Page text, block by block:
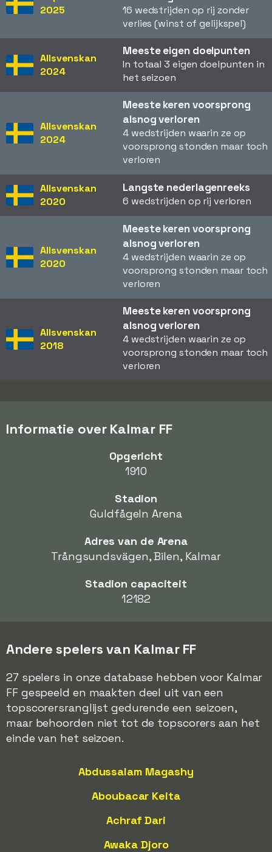
2025
16 wedstrijden op rij zonder
verlies (winst of gelijkspel)
Allsvenskan
2024
Meeste eigen doelpunten
In totaal 3 eigen doelpunten in
het seizoen
Allsvenskan
2024
Meeste keren voorsprong
alsnog verloren
4 wedstrijden waarin ze op
voorsprong stonden maar toch
verloren
Allsvenskan
2020
Langste nederlagenreeks
6 wedstrijden op rij verloren
Allsvenskan
2020
Meeste keren voorsprong
alsnog verloren
4 wedstrijden waarin ze op
voorsprong stonden maar toch
verloren
Allsvenskan
2018
Meeste keren voorsprong
alsnog verloren
4 wedstrijden waarin ze op
voorsprong stonden maar toch
verloren
Informatie over Kalmar FF
Opgericht
1910
Stadion
Guldfågeln Arena
Adres van de Arena
Trångsundsvägen, Bilen, Kalmar
Stadion capaciteit
12182
Andere spelers van Kalmar FF
27 spelers in onze database hebben voor Kalmar
FF gespeeld en maakten deel uit van een
topscorersranglijst gedurende een seizoen,
maar behoorden niet tot de topscorers aan het
einde van het seizoen.
Abdussalam Magashy
Aboubacar Keita
Achraf Dari
Awaka Djoro